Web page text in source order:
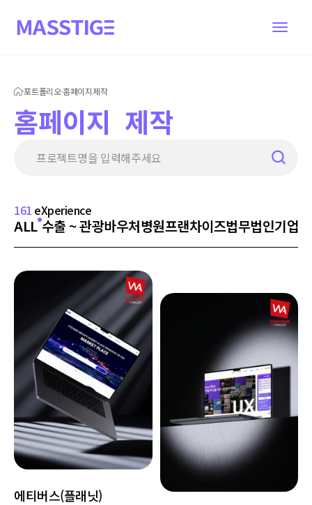
포트폴리오홈페이지제작
홈페이지 제작
161 eXperience
ALL 수출 ~ 관광바우처병원프랜차이즈법무법인기업
에티버스(플래닛)